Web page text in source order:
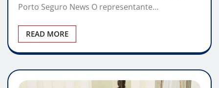
Porto Seguro News O representante…
READ MORE